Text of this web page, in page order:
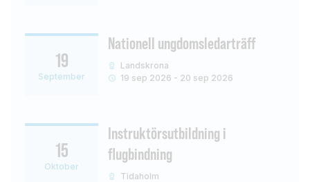
19
September
Nationell ungdomsledarträff
Landskrona
19 sep 2026 - 20 sep 2026
15
Oktober
Instruktörsutbildning i
flugbindning
Tidaholm